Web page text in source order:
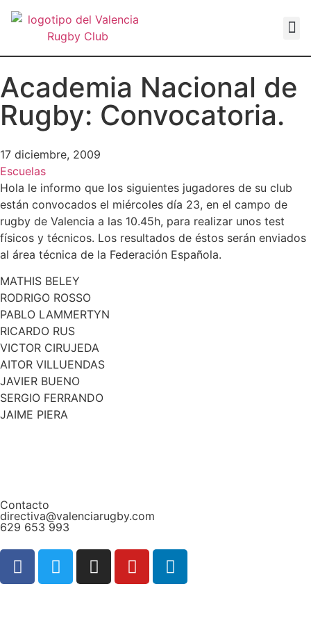
Academia Nacional de
Rugby: Convocatoria.
17 diciembre, 2009
Escuelas
Hola le informo que los siguientes jugadores de su club
están convocados el miércoles día 23, en el campo de
rugby de Valencia a las 10.45h, para realizar unos test
físicos y técnicos. Los resultados de éstos serán enviados
al área técnica de la Federación Española.
MATHIS BELEY
RODRIGO ROSSO
PABLO LAMMERTYN
RICARDO RUS
VICTOR CIRUJEDA
AITOR VILLUENDAS
JAVIER BUENO
SERGIO FERRANDO
JAIME PIERA
Contacto
directiva@valenciarugby.com
629 653 993